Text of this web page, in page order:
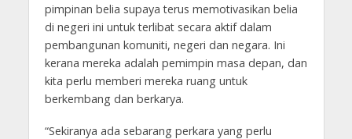
pimpinan belia supaya terus memotivasikan belia
di negeri ini untuk terlibat secara aktif dalam
pembangunan komuniti, negeri dan negara. Ini
kerana mereka adalah pemimpin masa depan, dan
kita perlu memberi mereka ruang untuk
berkembang dan berkarya.
“Sekiranya ada sebarang perkara yang perlu